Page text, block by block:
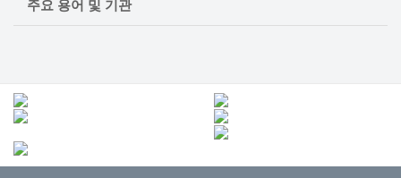
주요 용어 및 기관